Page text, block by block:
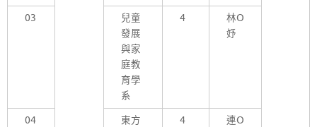
03
兒童
發展
與家
庭教
育學
系
4
林O
妤
04
東方
4
連O